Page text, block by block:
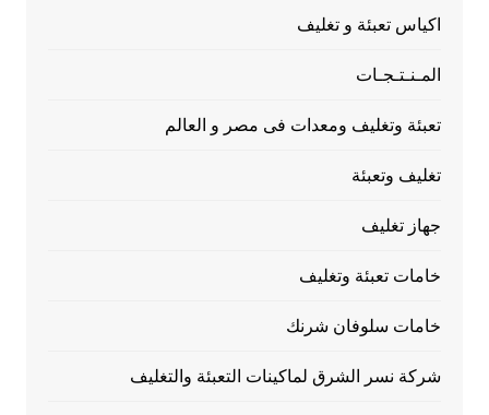
اكياس تعبئة و تغليف
المـنـتـجـات
تعبئة وتغليف ومعدات فى مصر و العالم
تغليف وتعبئة
جهاز تغليف
خامات تعبئة وتغليف
خامات سلوفان شرنك
شركة نسر الشرق لماكينات التعبئة والتغليف